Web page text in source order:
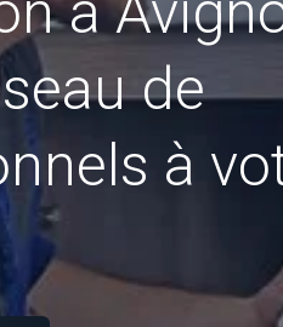
de
à